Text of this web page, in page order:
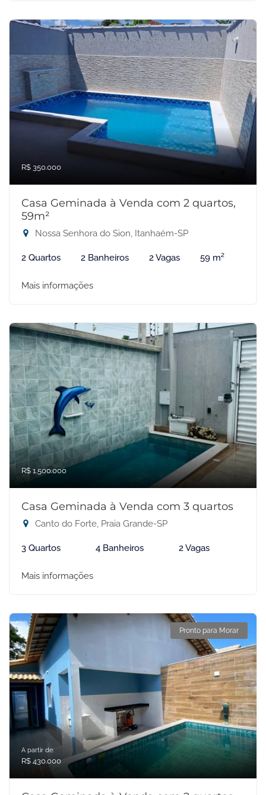
R$ 350.000
Casa Geminada à Venda com 2 quartos,
59m²
Nossa Senhora do Sion, Itanhaém-SP
2 Quartos 2 Banheiros 2 Vagas 59 m²
Mais informações
R$ 1.500.000
Casa Geminada à Venda com 3 quartos
Canto do Forte, Praia Grande-SP
3 Quartos 4 Banheiros 2 Vagas
Mais informações
Pronto para Morar
A partir de:
R$ 430.000